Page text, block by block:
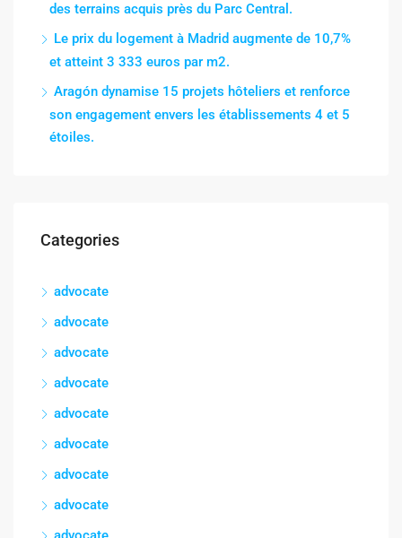
des terrains acquis près du Parc Central.
Le prix du logement à Madrid augmente de 10,7%
et atteint 3 333 euros par m2.
Aragón dynamise 15 projets hôteliers et renforce
son engagement envers les établissements 4 et 5
étoiles.
Categories
advocate
advocate
advocate
advocate
advocate
advocate
advocate
advocate